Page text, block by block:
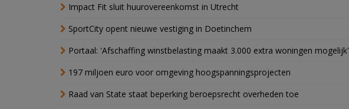
Impact Fit sluit huurovereenkomst in Utrecht
SportCity opent nieuwe vestiging in Doetinchem
Portaal: 'Afschaffing winstbelasting maakt 3.000 extra woningen mogelijk'
197 miljoen euro voor omgeving hoogspanningsprojecten
Raad van State staat beperking beroepsrecht overheden toe